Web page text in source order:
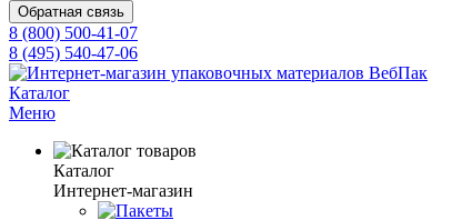
Обратная связь
8 (800) 500-41-07
8 (495) 540-47-06
Каталог
Меню
Каталог
Интернет-магазин